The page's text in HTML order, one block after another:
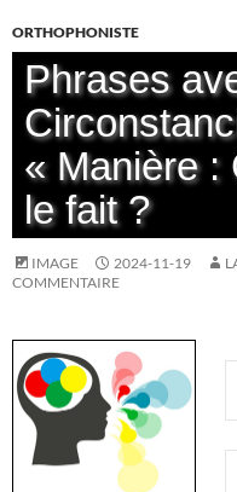
ORTHOPHONISTE
Phrases
« Manière :
le fait ?
IMAGE 2024-11-19
COMMENTAIRE